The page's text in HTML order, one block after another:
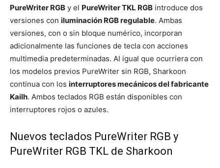
PureWriter RGB y el PureWriter TKL RGB introduce dos
versiones con iluminación RGB regulable. Ambas
versiones, con o sin bloque numérico, incorporan
adicionalmente las funciones de tecla con acciones
multimedia predeterminadas. Al igual que ocurriera con
los modelos previos PureWriter sin RGB, Sharkoon
continua con los interruptores mecánicos del fabricante
Kailh. Ambos teclados RGB están disponibles con
interruptores rojos o azules.
Nuevos teclados PureWriter RGB y
PureWriter RGB TKL de Sharkoon